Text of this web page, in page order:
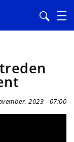
2023 - 07:00